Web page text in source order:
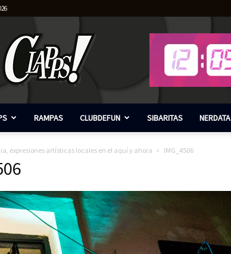
RAMPAS CLUBDEFUN SIBARITAS NERDATA
expresiones artísticas locales en el aquí y ahora IMG_4506